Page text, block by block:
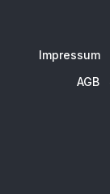
Impressum
AGB